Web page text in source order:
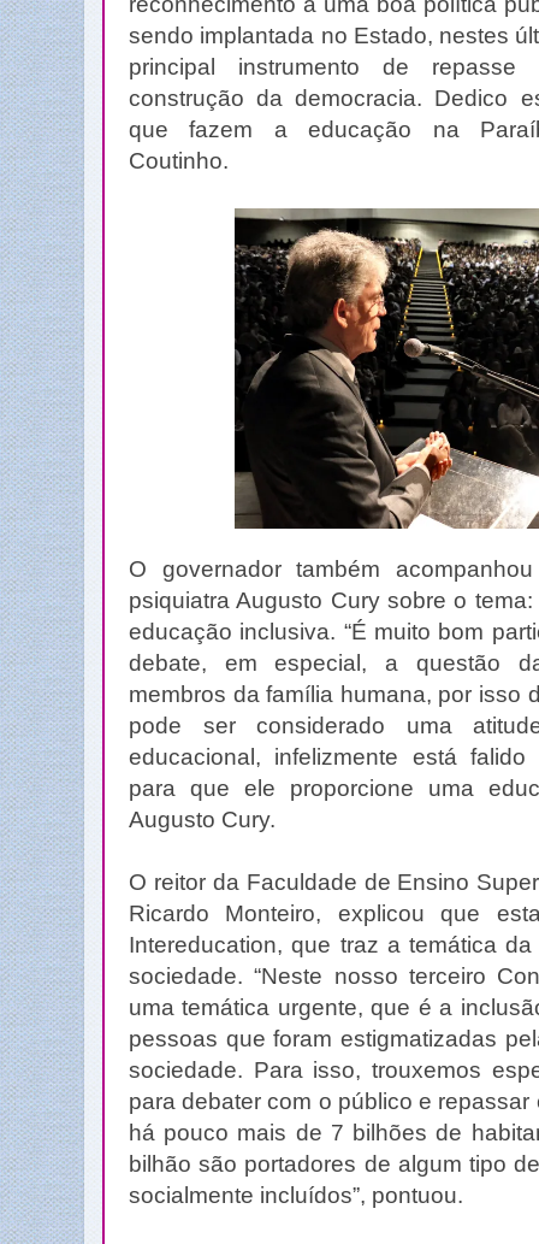
sendo implantada no Estado, nestes
principal instrumento de
construção da democracia. Dedico
que fazem a educação na
Coutinho.
O governador também
psiquiatra Augusto Cury sobre o
educação inclusiva. “É muito bom
debate, em especial, a questão
membros da família humana, por isso
pode ser considerado uma
educacional, infelizmente está
para que ele proporcione uma
Augusto Cury.
O reitor da Faculdade de Ensino
Ricardo Monteiro, explicou que
Intereducation, que traz a temática
sociedade. “Neste nosso terceiro
uma temática urgente, que é a
pessoas que foram estigmatizadas
sociedade. Para isso, trouxemos
para debater com o público e
há pouco mais de 7 bilhões de
bilhão são portadores de algum tipo
socialmente incluídos”, pontuou.